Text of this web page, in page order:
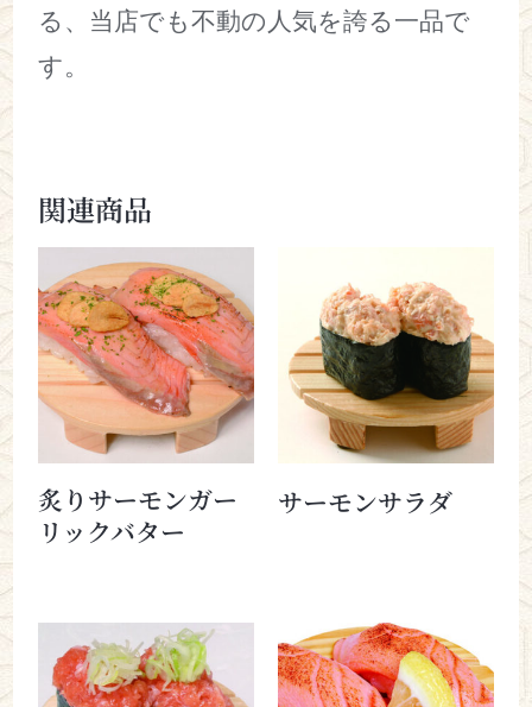
る、当店でも不動の人気を誇る一品で
す。
関連商品
炙りサーモンガー
リックバター
サーモンサラダ